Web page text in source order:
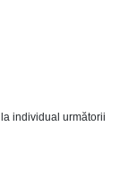
individual următorii